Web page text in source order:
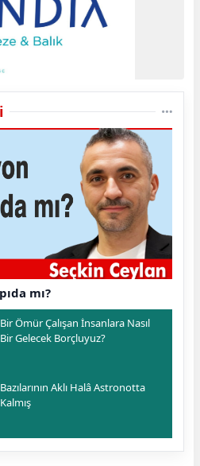
mı?
Bir Ömür Çalışan İnsanlara Nasıl
Bir Gelecek Borçluyuz?
Bazılarının Aklı Halâ Astronotta
Kalmış